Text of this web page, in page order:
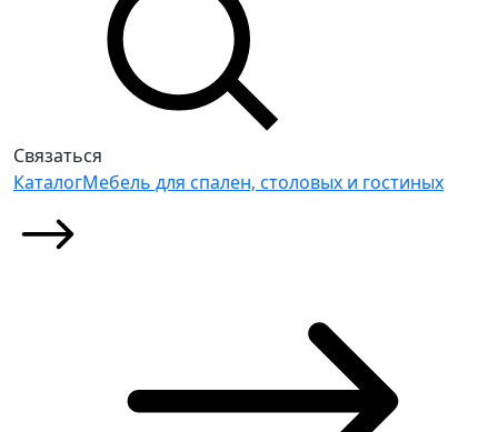
Связаться
КаталогМебель для спален, столовых и гостиных